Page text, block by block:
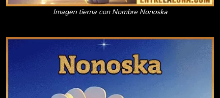
Imagen tierna con Nombre Nonoska